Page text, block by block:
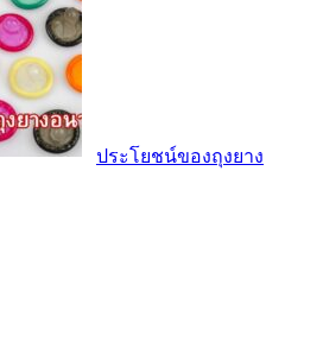
ประโยชน์ของถุงยาง